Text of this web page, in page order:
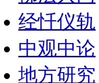
经忏仪轨
中观中论
地方研究